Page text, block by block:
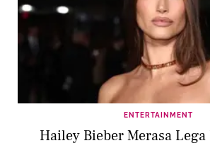
ENTERTAINMENT
Hailey Bieber Merasa